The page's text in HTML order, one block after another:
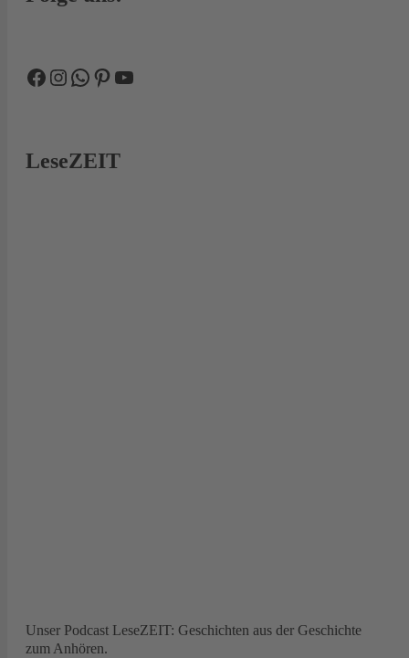
Facebook
Instagram
WhatsApp
Pinterest
YouTube
LeseZEIT
Unser Podcast LeseZEIT: Geschichten aus der Geschichte
zum Anhören.